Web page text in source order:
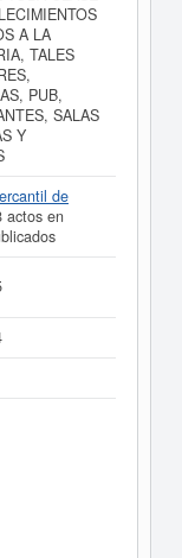
A LA
TALES
PUB,
SALAS
Y
de
actos en